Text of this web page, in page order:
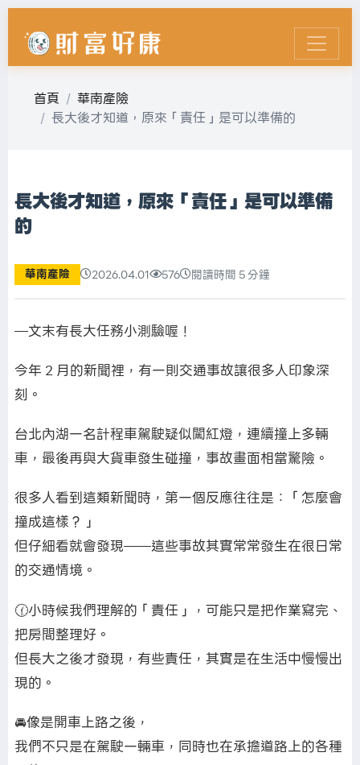
首頁
華南產險
長大後才知道，原來「責任」是可以準備的
長大後才知道，原來「責任」是可以準備
的
華南產險 2026.04.01 576 閱讀時間 5 分鐘
—文末有長大任務小測驗喔！
今年 2 月的新聞裡，有一則交通事故讓很多人印象深
刻。
台北內湖一名計程車駕駛疑似闖紅燈，連續撞上多輛
車，最後再與大貨車發生碰撞，事故畫面相當驚險。
很多人看到這類新聞時，第一個反應往往是：「怎麼會
撞成這樣？」
但仔細看就會發現——這些事故其實常常發生在很日常
的交通情境。
🕜小時候我們理解的「責任」，可能只是把作業寫完、
把房間整理好。
但長大之後才發現，有些責任，其實是在生活中慢慢出
現的。
🚘像是開車上路之後，
我們不只是在駕駛一輛車，同時也在承擔道路上的各種